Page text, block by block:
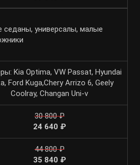
седаны, универсалы, малые
Kia Optima, VW Passat, Hyundai
Ford Kuga,Chery Arrizo 6, Geely
Coolray, Changan Uni-v
30 800 ₽
24 640 ₽
44 800 ₽
35 840 ₽